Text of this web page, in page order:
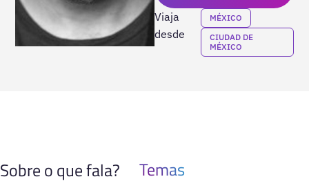
Viaja
desde
MÉXICO
CIUDAD DE
MÉXICO
Sobre o que fala? Temas